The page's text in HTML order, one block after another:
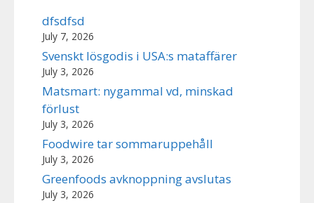
dfsdfsd
July 7, 2026
Svenskt lösgodis i USA:s mataffärer
July 3, 2026
Matsmart: nygammal vd, minskad
förlust
July 3, 2026
Foodwire tar sommaruppehåll
July 3, 2026
Greenfoods avknoppning avslutas
July 3, 2026